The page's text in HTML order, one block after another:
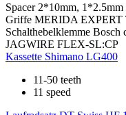
Spacer 2*10mm, 1*2.5mm
Griffe MERIDA EXPERT
Schalthebelklemme Bosch
JAGWIRE FLEX-SL:CP
Kassette Shimano LG400
11-50 teeth
11 speed